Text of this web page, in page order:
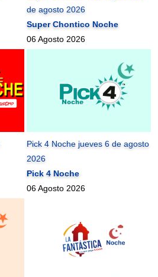
de agosto 2026
Super Chontico Noche
06 Agosto 2026
Pick 4 Noche jueves 6 de agosto
2026
Pick 4 Noche
06 Agosto 2026